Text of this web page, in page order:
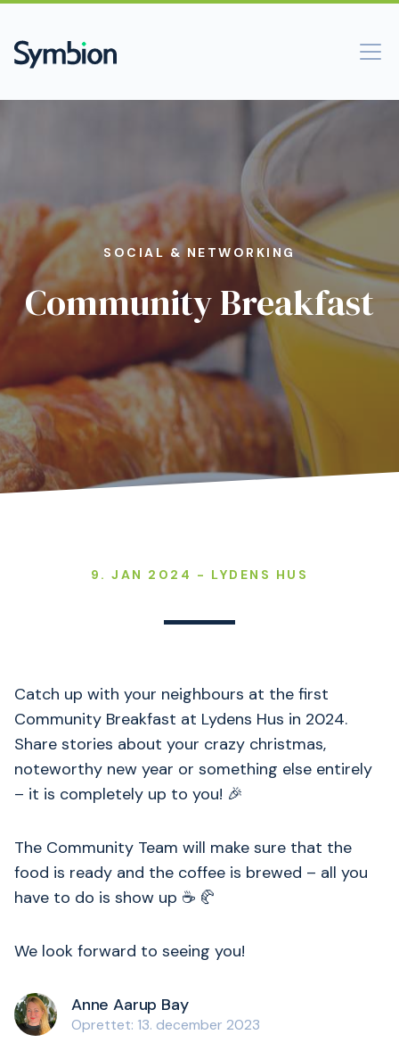
SOCIAL & NETWORKING
Community Breakfast
9. JAN 2024 - LYDENS HUS
Catch up with your neighbours at the first
Community Breakfast at Lydens Hus in 2024.
Share stories about your crazy christmas,
noteworthy new year or something else entirely
– it is completely up to you! 🎉
The Community Team will make sure that the
food is ready and the coffee is brewed – all you
have to do is show up ☕ 🥐
We look forward to seeing you!
Anne Aarup Bay
Oprettet: 13. december 2023